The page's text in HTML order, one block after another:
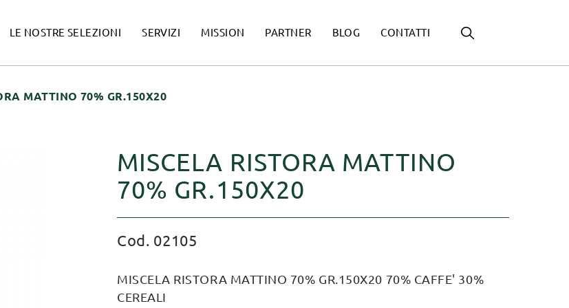
LE NOSTRE SELEZIONI SERVIZI MISSION PARTNER BLOG CONTATTI
MATTINO 70% GR.150X20
MISCELA RISTORA MATTINO
70% GR.150X20
Cod. 02105
MISCELA RISTORA MATTINO 70% GR.150X20 70% CAFFE' 30%
CEREALI